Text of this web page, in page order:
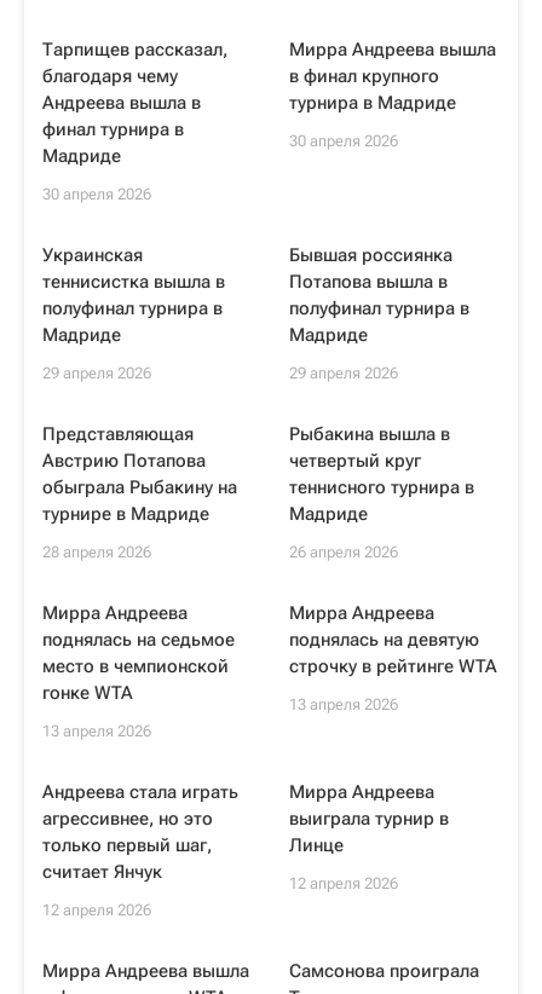
Тарпищев рассказал,
благодаря чему
Андреева вышла в
финал турнира в
Мадриде
30 апреля 2026
Мирра Андреева вышла
в финал крупного
турнира в Мадриде
30 апреля 2026
Украинская
теннисистка вышла в
полуфинал турнира в
Мадриде
29 апреля 2026
Бывшая россиянка
Потапова вышла в
полуфинал турнира в
Мадриде
29 апреля 2026
Представляющая
Австрию Потапова
обыграла Рыбакину на
турнире в Мадриде
28 апреля 2026
Рыбакина вышла в
четвертый круг
теннисного турнира в
Мадриде
26 апреля 2026
Мирра Андреева
поднялась на седьмое
место в чемпионской
гонке WTA
13 апреля 2026
Мирра Андреева
поднялась на девятую
строчку в рейтинге WTA
13 апреля 2026
Андреева стала играть
агрессивнее, но это
только первый шаг,
считает Янчук
12 апреля 2026
Мирра Андреева
выиграла турнир в
Линце
12 апреля 2026
Мирра Андреева вышла
Самсонова проиграла